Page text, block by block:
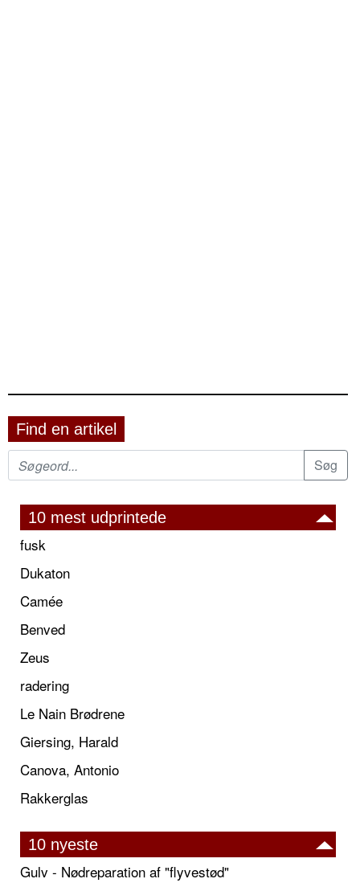
Find en artikel
10 mest udprintede
fusk
Dukaton
Camée
Benved
Zeus
radering
Le Nain Brødrene
Giersing, Harald
Canova, Antonio
Rakkerglas
10 nyeste
Gulv - Nødreparation af "flyvestød"